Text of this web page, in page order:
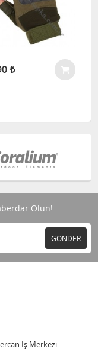
Olun!
GÖNDER
İş Merkezi